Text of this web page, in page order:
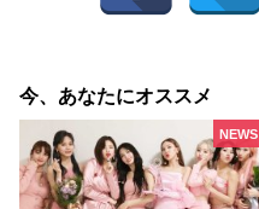
今、あなたにオススメ
NEWS